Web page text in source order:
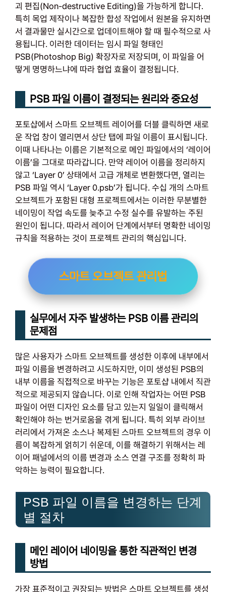
괴 편집(Non-destructive Editing)을 가능하게 합니다.
특히 목업 제작이나 복잡한 합성 작업에서 원본을 유지하면
서 결과물만 실시간으로 업데이트해야 할 때 필수적으로 사
용됩니다. 이러한 데이터는 임시 파일 형태인
PSB(Photoshop Big) 확장자로 저장되며, 이 파일을 어
떻게 명명하느냐에 따라 협업 효율이 결정됩니다.
PSB 파일 이름이 결정되는 원리와 중요성
포토샵에서 스마트 오브젝트 레이어를 더블 클릭하면 새로
운 작업 창이 열리면서 상단 탭에 파일 이름이 표시됩니다.
이때 나타나는 이름은 기본적으로 메인 파일에서의 ‘레이어
이름’을 그대로 따라갑니다. 만약 레이어 이름을 정리하지
않고 ‘Layer 0’ 상태에서 고급 개체로 변환했다면, 열리는
PSB 파일 역시 ‘Layer 0.psb’가 됩니다. 수십 개의 스마트
오브젝트가 포함된 대형 프로젝트에서는 이러한 무분별한
네이밍이 작업 속도를 늦추고 수정 실수를 유발하는 주된
원인이 됩니다. 따라서 레이어 단계에서부터 명확한 네이밍
규칙을 적용하는 것이 프로젝트 관리의 핵심입니다.
스마트 오브젝트 관리법
실무에서 자주 발생하는 PSB 이름 관리의
문제점
많은 사용자가 스마트 오브젝트를 생성한 이후에 내부에서
파일 이름을 변경하려고 시도하지만, 이미 생성된 PSB의
내부 이름을 직접적으로 바꾸는 기능은 포토샵 내에서 직관
적으로 제공되지 않습니다. 이로 인해 작업자는 어떤 PSB
파일이 어떤 디자인 요소를 담고 있는지 일일이 클릭해서
확인해야 하는 번거로움을 겪게 됩니다. 특히 외부 라이브
러리에서 가져온 소스나 복제된 스마트 오브젝트의 경우 이
름이 복잡하게 얽히기 쉬운데, 이를 해결하기 위해서는 레
이어 패널에서의 이름 변경과 소스 연결 구조를 정확히 파
악하는 능력이 필요합니다.
PSB 파일 이름을 변경하는 단계
별 절차
메인 레이어 네이밍을 통한 직관적인 변경
방법
가장 표준적이고 권장되는 방법은 스마트 오브젝트를 생성